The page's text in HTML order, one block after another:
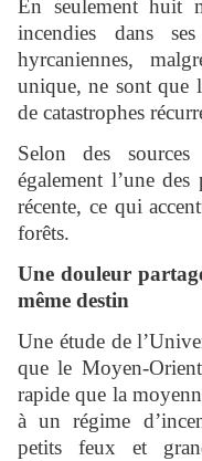
En seulement huit
incendies dans
hyrcaniennes,
unique, ne sont que
de catastrophes
Selon des sources
également l’une des
récente, ce qui
forêts.
Une douleur
même destin
Une étude de
que le Moyen-
rapide que la
à un régime
petits feux et